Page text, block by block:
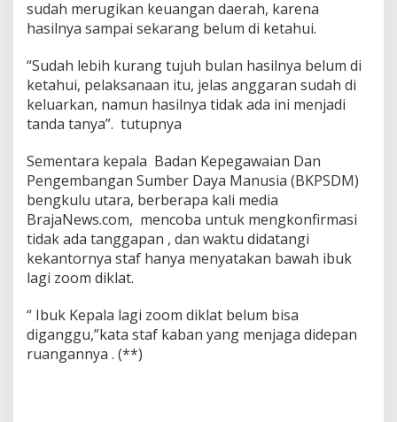
e
l
D
i
l
a
i
k
sudah merugikan keuangan daerah, karena
hasilnya sampai sekarang belum di ketahui.
“Sudah lebih kurang tujuh bulan hasilnya belum di
ketahui, pelaksanaan itu, jelas anggaran sudah di
keluarkan, namun hasilnya tidak ada ini menjadi
tanda tanya”. tutupnya
Sementara kepala Badan Kepegawaian Dan
Pengembangan Sumber Daya Manusia (BKPSDM)
bengkulu utara, berberapa kali media
BrajaNews.com, mencoba untuk mengkonfirmasi
tidak ada tanggapan , dan waktu didatangi
kekantornya staf hanya menyatakan bawah ibuk
lagi zoom diklat.
“ Ibuk Kepala lagi zoom diklat belum bisa
diganggu,”kata staf kaban yang menjaga didepan
ruangannya . (**)